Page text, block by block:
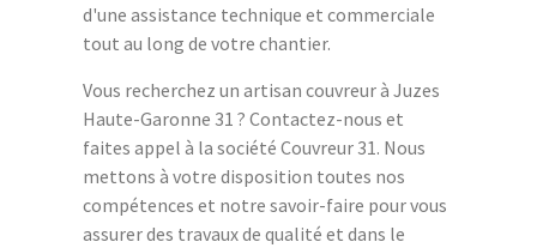
d'une assistance technique et commerciale
tout au long de votre chantier.
Vous recherchez un artisan couvreur à Juzes
Haute-Garonne 31 ? Contactez-nous et
faites appel à la société Couvreur 31. Nous
mettons à votre disposition toutes nos
compétences et notre savoir-faire pour vous
assurer des travaux de qualité et dans le